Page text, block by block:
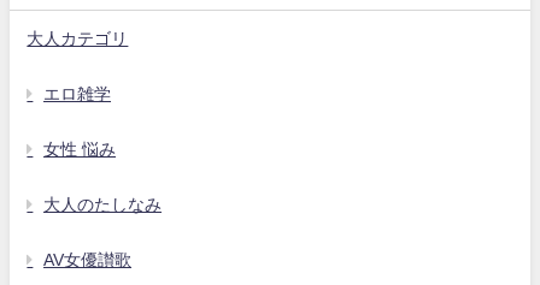
大人カテゴリ
エロ雑学
女性 悩み
大人のたしなみ
AV女優讃歌